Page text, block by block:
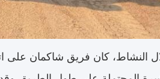
النشاط، كان فريق شاكمان على